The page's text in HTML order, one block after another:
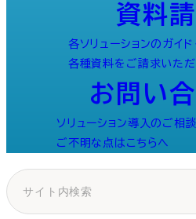
資料
各ソリューションのガイド
各種資料をご請求いた
お問い
ソリューション導入のご相
ご不明な点はこちらへ